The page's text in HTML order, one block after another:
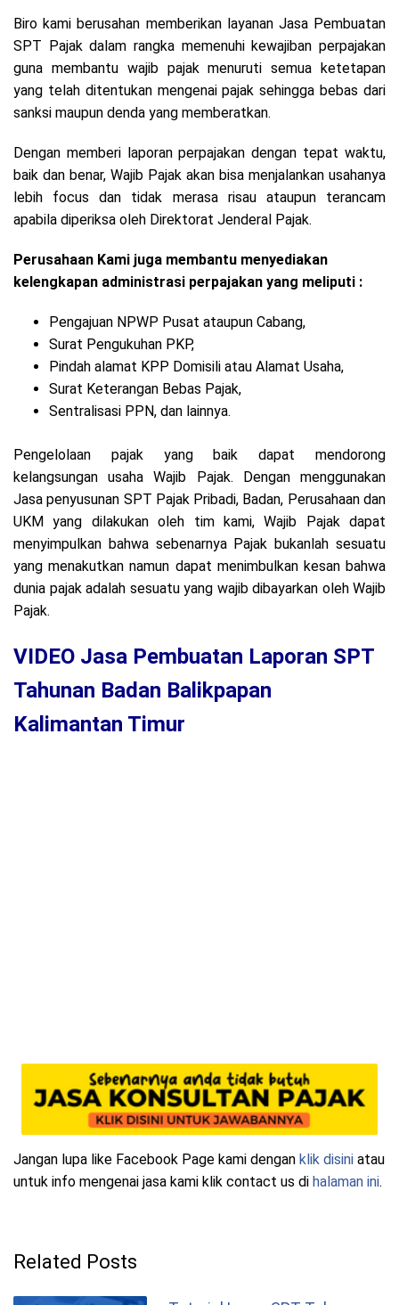
Biro kami berusahan memberikan layanan Jasa Pembuatan
SPT Pajak dalam rangka memenuhi kewajiban perpajakan
guna membantu wajib pajak menuruti semua ketetapan
yang telah ditentukan mengenai pajak sehingga bebas dari
sanksi maupun denda yang memberatkan.
Dengan memberi laporan perpajakan dengan tepat waktu,
baik dan benar, Wajib Pajak akan bisa menjalankan usahanya
lebih focus dan tidak merasa risau ataupun terancam
apabila diperiksa oleh Direktorat Jenderal Pajak.
Perusahaan Kami juga membantu menyediakan
kelengkapan administrasi perpajakan yang meliputi :
Pengajuan NPWP Pusat ataupun Cabang,
Surat Pengukuhan PKP,
Pindah alamat KPP Domisili atau Alamat Usaha,
Surat Keterangan Bebas Pajak,
Sentralisasi PPN, dan lainnya.
Pengelolaan pajak yang baik dapat mendorong
kelangsungan usaha Wajib Pajak. Dengan menggunakan
Jasa penyusunan SPT Pajak Pribadi, Badan, Perusahaan dan
UKM yang dilakukan oleh tim kami, Wajib Pajak dapat
menyimpulkan bahwa sebenarnya Pajak bukanlah sesuatu
yang menakutkan namun dapat menimbulkan kesan bahwa
dunia pajak adalah sesuatu yang wajib dibayarkan oleh Wajib
Pajak.
VIDEO Jasa Pembuatan Laporan SPT
Tahunan Badan Balikpapan
Kalimantan Timur
Jangan lupa like Facebook Page kami dengan klik disini atau
untuk info mengenai jasa kami klik contact us di halaman ini.
Related Posts